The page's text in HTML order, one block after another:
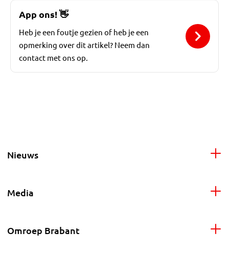
App ons!👋
Heb je een foutje gezien of heb je een
opmerking over dit artikel? Neem dan
contact met ons op.
Nieuws
Media
Omroep Brabant